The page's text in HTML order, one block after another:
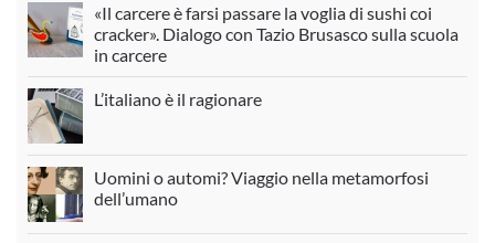
«Il carcere è farsi passare la voglia di sushi coi
cracker». Dialogo con Tazio Brusasco sulla scuola
in carcere
L’italiano è il ragionare
Uomini o automi? Viaggio nella metamorfosi
dell’umano